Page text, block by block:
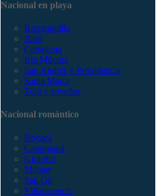
Nacional en playa
Barranquilla
Barú
Cartagena
Isla Múcura
San Andrés y Providencia
Santa Marta
Tolú y coveñas
Nacional romántico
Boyacá
Capurganá
Girardot
Melgar
San Gil
Villavicencio